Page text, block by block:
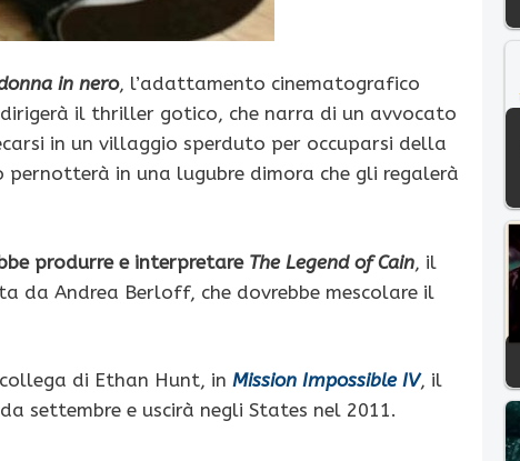
in nero, l’adattamento cinematografico
il thriller gotico, che narra di un avvocato
in un villaggio sperduto per occuparsi della
pernotterà in una lugubre dimora che gli regalerà
produrre e interpretare The Legend of Cain, il
da Andrea Berloff, che dovrebbe mescolare il
di Ethan Hunt, in Mission Impossible IV, il
settembre e uscirà negli States nel 2011.